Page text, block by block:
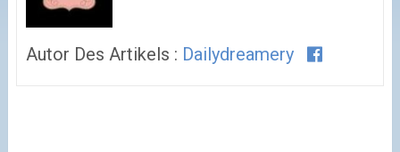
Autor Des Artikels : Dailydreamery